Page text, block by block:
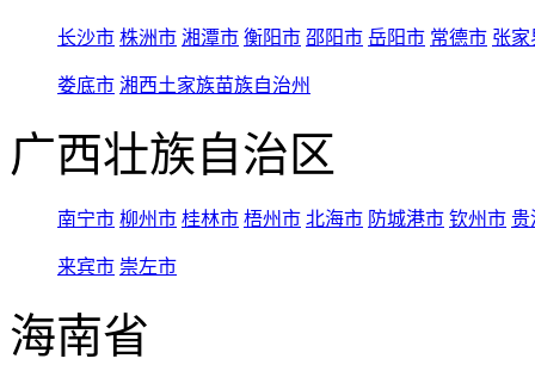
长沙市 株洲市 湘潭市 衡阳市 邵阳市 岳阳市 常德市 张家
娄底市 湘西土家族苗族自治州
广西壮族自治区
南宁市 柳州市 桂林市 梧州市 北海市 防城港市 钦州市 贵
来宾市 崇左市
海南省